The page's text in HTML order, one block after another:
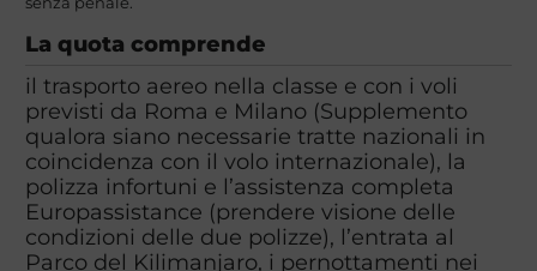
La quota comprende
il trasporto aereo nella classe e con i voli
previsti da Roma e Milano (Supplemento
qualora siano necessarie tratte nazionali in
coincidenza con il volo internazionale), la
polizza infortuni e l’assistenza completa
Europassistance (prendere visione delle
condizioni delle due polizze), l’entrata al
Parco del Kilimanjaro, i pernottamenti nei